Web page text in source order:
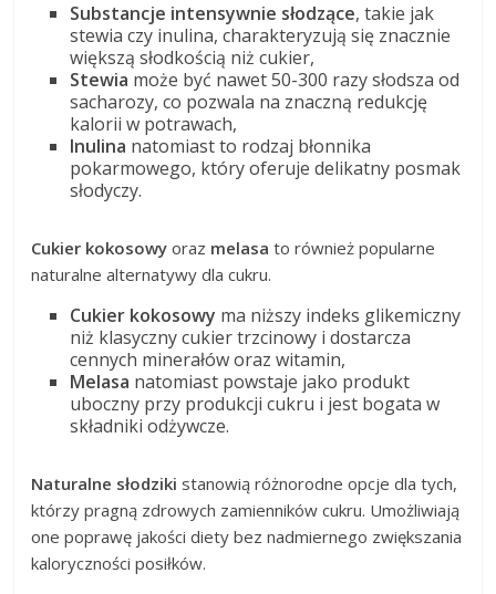
Substancje intensywnie słodzące, takie jak
stewia czy inulina, charakteryzują się znacznie
większą słodkością niż cukier,
Stewia może być nawet 50-300 razy słodsza od
sacharozy, co pozwala na znaczną redukcję
kalorii w potrawach,
Inulina natomiast to rodzaj błonnika
pokarmowego, który oferuje delikatny posmak
słodyczy.
Cukier kokosowy oraz melasa to również popularne
naturalne alternatywy dla cukru.
Cukier kokosowy ma niższy indeks glikemiczny
niż klasyczny cukier trzcinowy i dostarcza
cennych minerałów oraz witamin,
Melasa natomiast powstaje jako produkt
uboczny przy produkcji cukru i jest bogata w
składniki odżywcze.
Naturalne słodziki stanowią różnorodne opcje dla tych,
którzy pragną zdrowych zamienników cukru. Umożliwiają
one poprawę jakości diety bez nadmiernego zwiększania
kaloryczności posiłków.